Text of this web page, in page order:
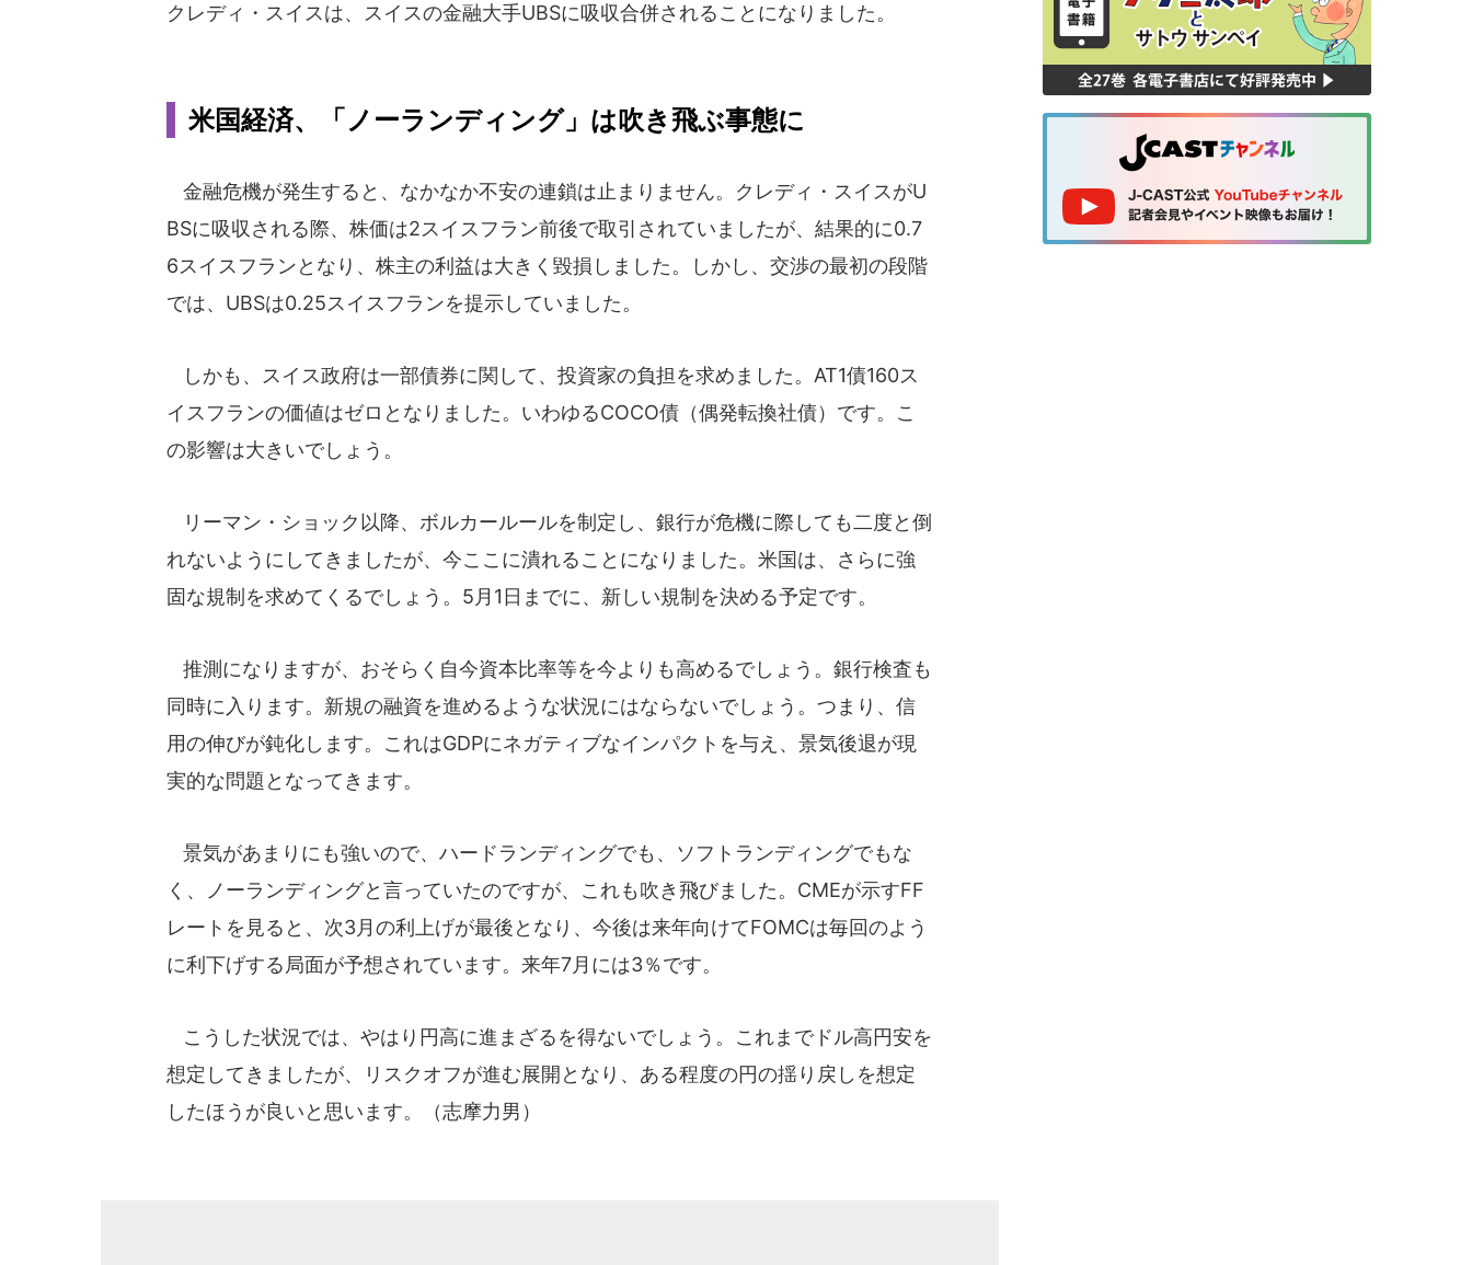
クレディ・スイスは、スイスの金融大手UBSに吸収合併されることになりました。
米国経済、「ノーランディング」は吹き飛ぶ事態に
金融危機が発生すると、なかなか不安の連鎖は止まりません。クレディ・スイスがU
BSに吸収される際、株価は2スイスフラン前後で取引されていましたが、結果的に0.7
6スイスフランとなり、株主の利益は大きく毀損しました。しかし、交渉の最初の段階
では、UBSは0.25スイスフランを提示していました。
しかも、スイス政府は一部債券に関して、投資家の負担を求めました。AT1債160ス
イスフランの価値はゼロとなりました。いわゆるCOCO債（偶発転換社債）です。こ
の影響は大きいでしょう。
リーマン・ショック以降、ボルカールールを制定し、銀行が危機に際しても二度と倒
れないようにしてきましたが、今ここに潰れることになりました。米国は、さらに強
固な規制を求めてくるでしょう。5月1日までに、新しい規制を決める予定です。
推測になりますが、おそらく自今資本比率等を今よりも高めるでしょう。銀行検査も
同時に入ります。新規の融資を進めるような状況にはならないでしょう。つまり、信
用の伸びが鈍化します。これはGDPにネガティブなインパクトを与え、景気後退が現
実的な問題となってきます。
景気があまりにも強いので、ハードランディングでも、ソフトランディングでもな
く、ノーランディングと言っていたのですが、これも吹き飛びました。CMEが示すFF
レートを見ると、次3月の利上げが最後となり、今後は来年向けてFOMCは毎回のよう
に利下げする局面が予想されています。来年7月には3％です。
こうした状況では、やはり円高に進まざるを得ないでしょう。これまでドル高円安を
想定してきましたが、リスクオフが進む展開となり、ある程度の円の揺り戻しを想定
したほうが良いと思います。（志摩力男）